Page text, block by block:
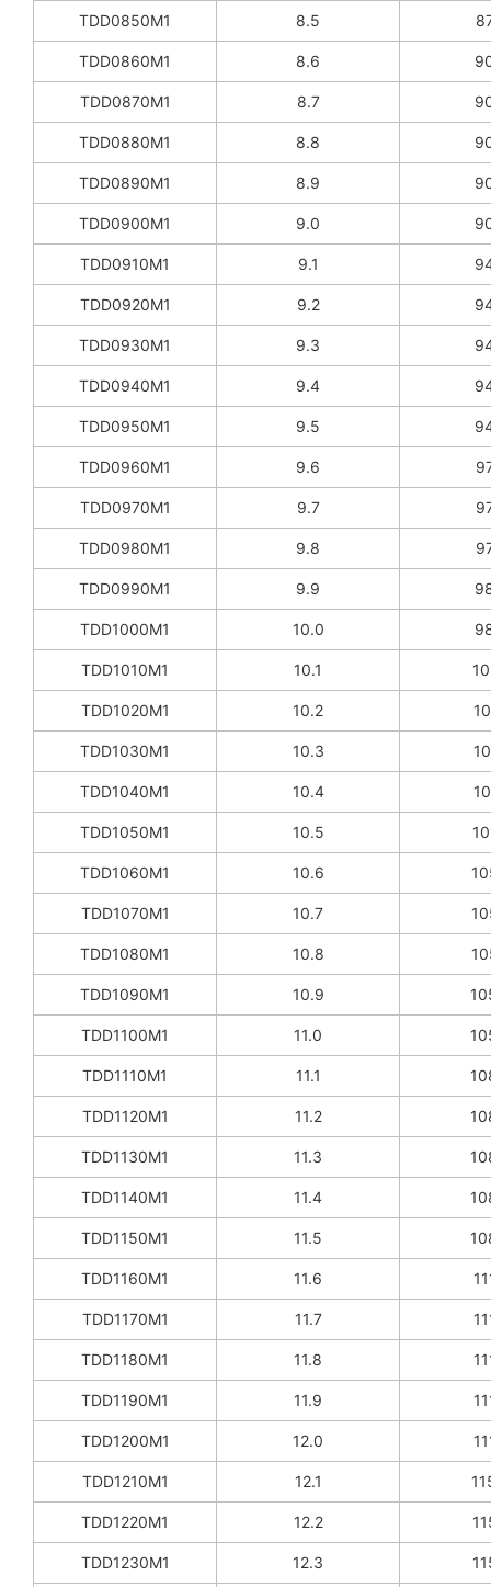
TDD0850M1 8.5
TDD0860M1 8.6
TDD0870M1 8.7
TDD0880M1 8.8
TDD0890M1 8.9
TDD0900M1 9.0
TDD0910M1 9.1
TDD0920M1 9.2
TDD0930M1 9.3
TDD0940M1 9.4
TDD0950M1 9.5
TDD0960M1 9.6
TDD0970M1 9.7
TDD0980M1 9.8
TDD0990M1 9.9
TDD1000M1 10.0
TDD1010M1 10.1
TDD1020M1 10.2
TDD1030M1 10.3
TDD1040M1 10.4
TDD1050M1 10.5
TDD1060M1 10.6
TDD1070M1 10.7
TDD1080M1 10.8
TDD1090M1 10.9
TDD1100M1 11.0
TDD1110M1 11.1
TDD1120M1 11.2
TDD1130M1 11.3
TDD1140M1 11.4
TDD1150M1 11.5
TDD1160M1 11.6
TDD1170M1 11.7
TDD1180M1 11.8
TDD1190M1 11.9
TDD1200M1 12.0
TDD1210M1 12.1
TDD1220M1 12.2
TDD1230M1 12.3